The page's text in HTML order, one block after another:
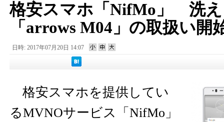
格安スマホ「NifMo」 洗
「arrows M04」の取扱い開
日時: 2017年07月20日 14:07
格安スマホを提供してい
るMVNOサービス「NifMo」